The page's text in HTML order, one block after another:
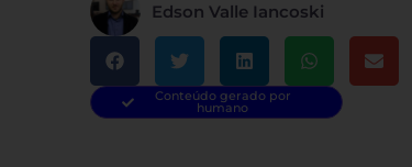
Edson Valle Iancoski
Conteúdo gerado por
humano